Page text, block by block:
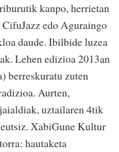
kanpo, herrietan
edo Aguraingo
daude. Ibilbide luzea
Lehen edizioa 2013an
berreskuratu zuten
Aurten,
uztailaren 4tik
XabiGune Kultur
hautaketa